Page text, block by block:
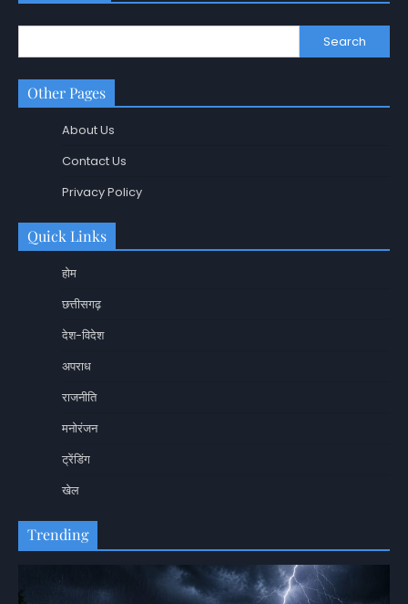
Search
Other Pages
About Us
Contact Us
Privacy Policy
Quick Links
होम
छत्तीसगढ़
देश-विदेश
अपराध
राजनीति
मनोरंजन
ट्रेंडिंग
खेल
Trending